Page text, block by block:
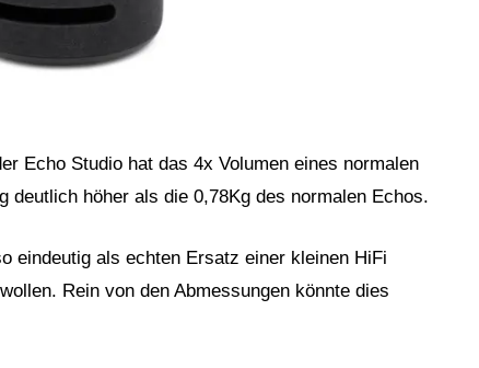
Echo Studio hat das 4x Volumen eines normalen
deutlich höher als die 0,78Kg des normalen Echos.
eindeutig als echten Ersatz einer kleinen HiFi
Rein von den Abmessungen könnte dies